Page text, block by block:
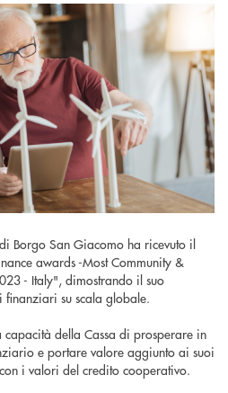
Borgo San Giacomo ha ricevuto il
awards -Most Community &
- Italy", dimostrando il suo
finanziari su scala globale.
capacità della Cassa di prosperare in
e portare valore aggiunto ai suoi
i valori del credito cooperativo.